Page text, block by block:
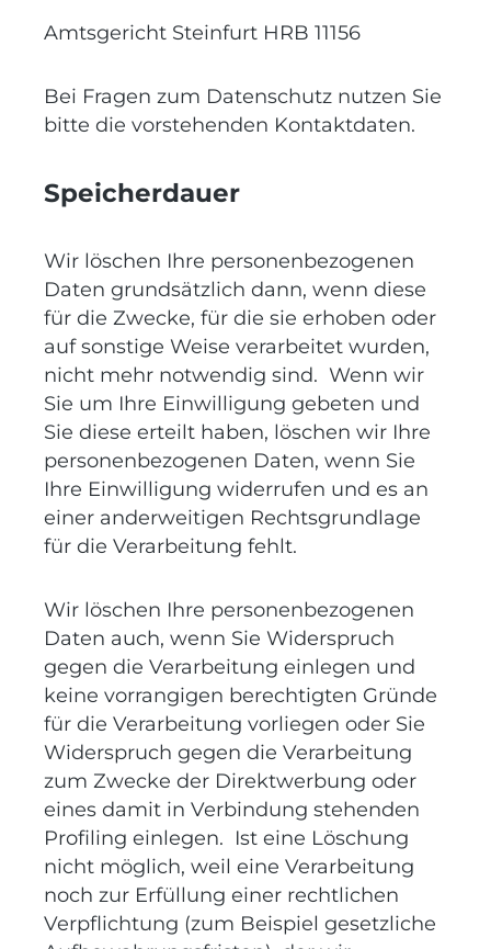
Amtsgericht Steinfurt HRB 11156
Bei Fragen zum Datenschutz nutzen Sie
bitte die vorstehenden Kontaktdaten.
Speicherdauer
Wir löschen Ihre personenbezogenen
Daten grundsätzlich dann, wenn diese
für die Zwecke, für die sie erhoben oder
auf sonstige Weise verarbeitet wurden,
nicht mehr notwendig sind. Wenn wir
Sie um Ihre Einwilligung gebeten und
Sie diese erteilt haben, löschen wir Ihre
personenbezogenen Daten, wenn Sie
Ihre Einwilligung widerrufen und es an
einer anderweitigen Rechtsgrundlage
für die Verarbeitung fehlt.
Wir löschen Ihre personenbezogenen
Daten auch, wenn Sie Widerspruch
gegen die Verarbeitung einlegen und
keine vorrangigen berechtigten Gründe
für die Verarbeitung vorliegen oder Sie
Widerspruch gegen die Verarbeitung
zum Zwecke der Direktwerbung oder
eines damit in Verbindung stehenden
Profiling einlegen. Ist eine Löschung
nicht möglich, weil eine Verarbeitung
noch zur Erfüllung einer rechtlichen
Verpflichtung (zum Beispiel gesetzliche